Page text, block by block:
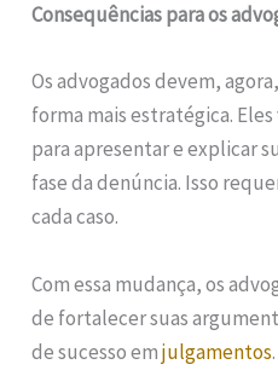
Consequências para os
Os advogados devem,
forma mais estratégica.
para apresentar e explicar
fase da denúncia. Isso
cada caso.
Com essa mudança, os
de fortalecer suas
de sucesso emjulgamentos